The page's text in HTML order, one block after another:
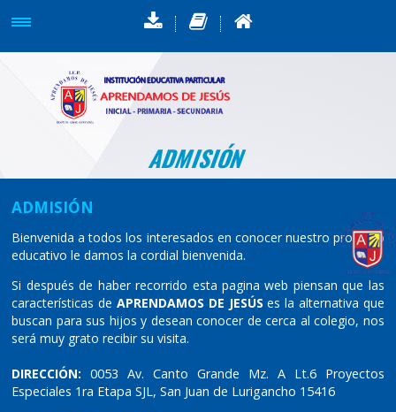
ADMISIÓN
ADMISIÓN
Bienvenida a todos los interesados en conocer nuestro proyecto
educativo le damos la cordial bienvenida.
Si después de haber recorrido esta pagina web piensan que las
características de APRENDAMOS DE JESÚS es la alternativa que
buscan para sus hijos y desean conocer de cerca al colegio, nos
será muy grato recibir su visita.
DIRECCIÓN:0053 Av. Canto Grande Mz. A Lt.6 Proyectos
Especiales 1ra Etapa SJL, San Juan de Lurigancho 15416